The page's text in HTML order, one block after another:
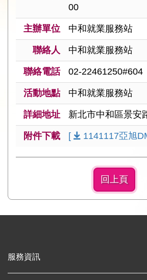
00
主辦單位 中和就業服務站
聯絡人 中和就業服務站
聯絡電話 02-22461250#604
活動地點 中和就業服務站
詳細地址 新北市中和區景安
附件下載 [ 1141117亞旭
回上頁
服務資訊